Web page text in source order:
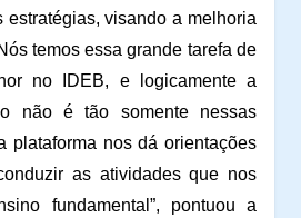
estratégias, visando a melhoria
temos essa grande tarefa de
no IDEB, e logicamente a
não é tão somente nessas
plataforma nos dá orientações
as atividades que nos
fundamental”, pontuou a